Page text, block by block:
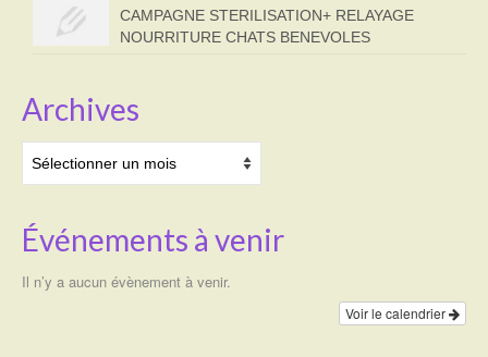
CAMPAGNE STERILISATION+ RELAYAGE
NOURRITURE CHATS BENEVOLES
Archives
Événements à venir
Il n’y a aucun évènement à venir.
Voir le calendrier